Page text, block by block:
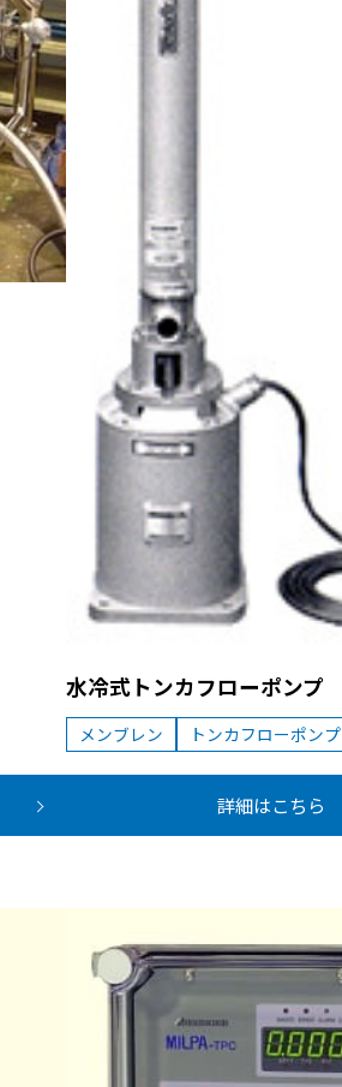
水冷式トンカフローポンプ
メンブレン トンカフローポンプ
詳細はこちら